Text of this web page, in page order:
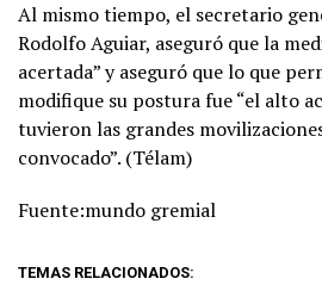
Al mismo tiempo, el secretario
Rodolfo Aguiar, aseguró que la
acertada” y aseguró que lo que
modifique su postura fue “el alto
tuvieron las grandes
convocado”. (Télam)
Fuente:mundo gremial
TEMAS RELACIONADOS: